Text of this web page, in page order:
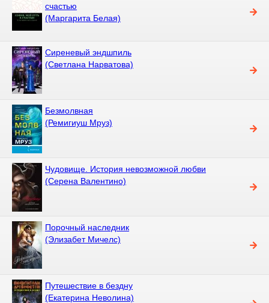
счастью
(Маргарита Белая)
Сиреневый эндшпиль
(Светлана Нарватова)
Безмолвная
(Ремигиуш Мруз)
Чудовище. История невозможной любви
(Серена Валентино)
Порочный наследник
(Элизабет Мичелс)
Путешествие в бездну
(Екатерина Неволина)